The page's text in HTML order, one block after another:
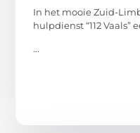
In het mooie Zuid-
hulpdienst “112 Vaals”
...